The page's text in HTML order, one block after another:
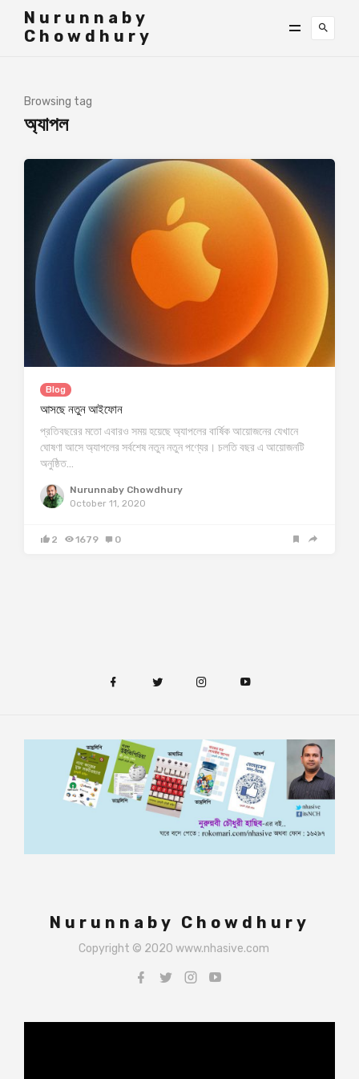
Nurunnaby
Chowdhury
Browsing tag
অ্যাপল
Blog
আসছে নতুন আইফোন
প্রতিবছরের মতো এবারও সময় হয়েছে অ্যাপলের বার্ষিক আয়োজনের যেখানে
ঘোষণা আসে অ্যাপলের সর্বশেষ নতুন নতুন পণ্যের। চলতি বছর এ আয়োজনটি
অনুষ্ঠিত…
Nurunnaby Chowdhury
October 11, 2020
2 1679 0
Nurunnaby Chowdhury
Copyright © 2020 www.nhasive.com